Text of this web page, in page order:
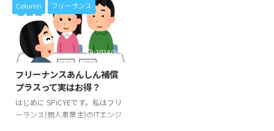
Column フリーランス
2024/3/18
フリーナンスあんしん補償
プラスって実はお得？
はじめに SPiCYEです。私はフリ
ーランス(個人事業主)のITエンジ